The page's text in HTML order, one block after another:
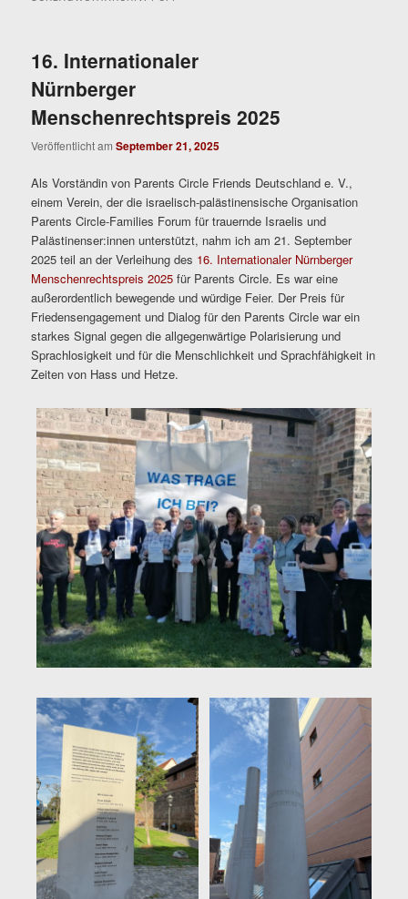
16. Internationaler
Nürnberger
Menschenrechtspreis 2025
Veröffentlicht amSeptember 21, 2025
Als Vorständin von Parents Circle Friends Deutschland e. V.,
einem Verein, der die israelisch-palästinensische Organisation
Parents Circle-Families Forum für trauernde Israelis und
Palästinenser:innen unterstützt, nahm ich am 21. September
2025 teil an der Verleihung des 16. Internationaler Nürnberger
Menschenrechtspreis 2025für Parents Circle. Es war eine
außerordentlich bewegende und würdige Feier. Der Preis für
Friedensengagement und Dialog für den Parents Circle war ein
starkes Signal gegen die allgegenwärtige Polarisierung und
Sprachlosigkeit und für die Menschlichkeit und Sprachfähigkeit in
Zeiten von Hass und Hetze.